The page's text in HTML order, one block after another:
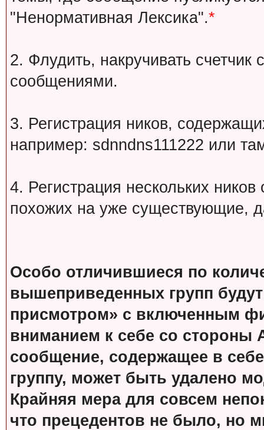
"Ненормативная Лексика".*
2. Флудить, накручивать
сообщениями.
3. Регистрация ников,
например: sdnndns111222 или
4. Регистрация нескольких
похожих на уже существующие,
Особо отличившиеся по
вышеприведенных групп
присмотром» с включенным
вниманием к себе со стороны
сообщение, содержащее в
группу, может быть удалено
Крайняя мера для совсем
что прецедентов не было, но